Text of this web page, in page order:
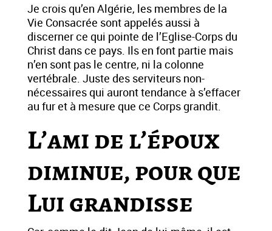
Je crois qu’en Algérie, les membres de la
Vie Consacrée sont appelés aussi à
discerner ce qui pointe de l’Eglise-Corps du
Christ dans ce pays. Ils en font partie mais
n’en sont pas le centre, ni la colonne
vertébrale. Juste des serviteurs non-
nécessaires qui auront tendance à s’effacer
au fur et à mesure que ce Corps grandit.
L’ami de l’époux
diminue, pour que
Lui grandisse